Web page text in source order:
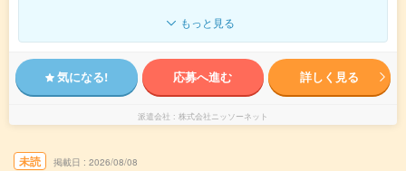
もっと見る
気になる! 応募へ進む 詳しく見る
派遣会社 株式会社ニッソーネット
未読 掲載日 2026/08/08